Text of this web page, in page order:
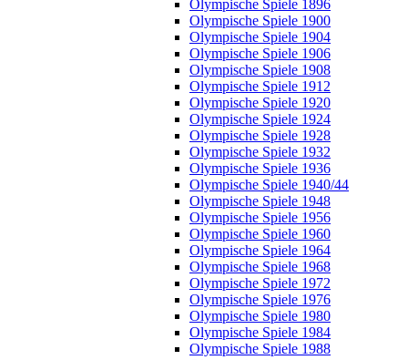
Olympische Spiele 1896
Olympische Spiele 1900
Olympische Spiele 1904
Olympische Spiele 1906
Olympische Spiele 1908
Olympische Spiele 1912
Olympische Spiele 1920
Olympische Spiele 1924
Olympische Spiele 1928
Olympische Spiele 1932
Olympische Spiele 1936
Olympische Spiele 1940/44
Olympische Spiele 1948
Olympische Spiele 1956
Olympische Spiele 1960
Olympische Spiele 1964
Olympische Spiele 1968
Olympische Spiele 1972
Olympische Spiele 1976
Olympische Spiele 1980
Olympische Spiele 1984
Olympische Spiele 1988